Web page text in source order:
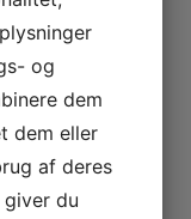
Lejre
Lejres Venner
og
dem
dem eller
af deres
du